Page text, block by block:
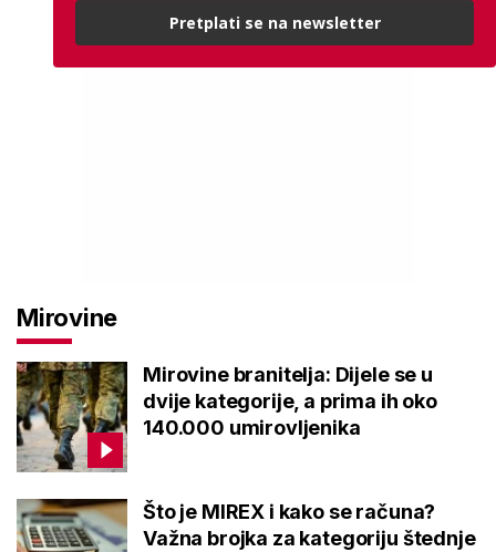
Mirovine
Mirovine branitelja: Dijele se u
dvije kategorije, a prima ih oko
140.000 umirovljenika
Što je MIREX i kako se računa?
Važna brojka za kategoriju štednje
Pretplati se na newsletter